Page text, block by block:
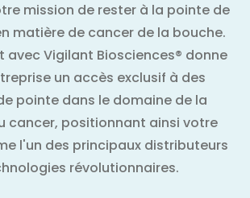
mission de rester à la pointe de
matière de cancer de la bouche.
avec Vigilant Biosciences® donne
un accès exclusif à des
pointe dans le domaine de la
cancer, positionnant ainsi votre
l'un des principaux distributeurs
révolutionnaires.